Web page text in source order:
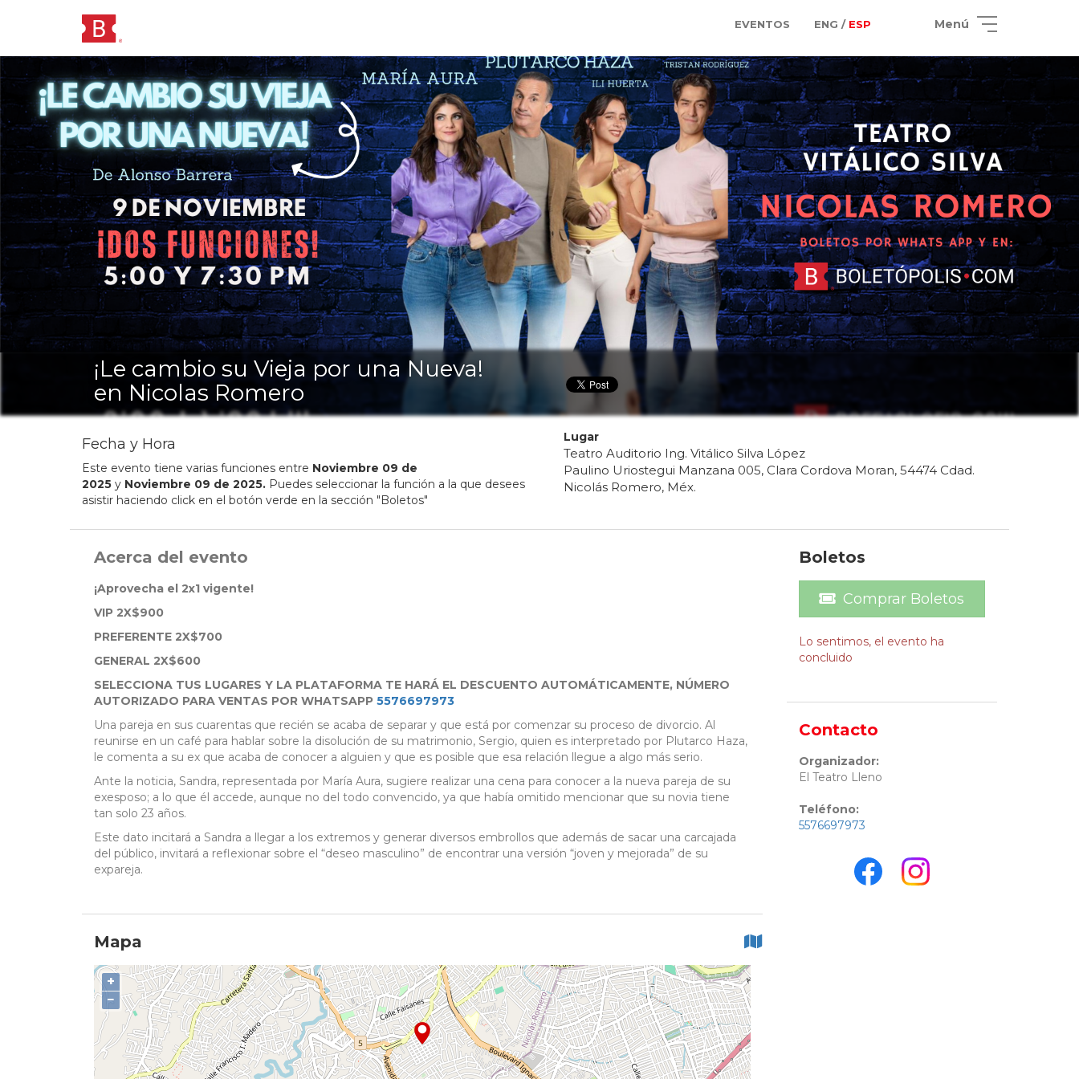
EVENTOS ENG / ESP Menú
¡Le cambio su Vieja por una Nueva!
en Nicolas Romero
Fecha y Hora
Este evento tiene varias funciones entre Noviembre 09 de
2025 y Noviembre 09 de 2025. Puedes seleccionar la función a la que desees
asistir haciendo click en el botón verde en la sección "Boletos"
Lugar
Teatro Auditorio Ing. Vitálico Silva López
Paulino Uriostegui Manzana 005, Clara Cordova Moran, 54474 Cdad.
Nicolás Romero, Méx.
Acerca del evento
¡Aprovecha el 2x1 vigente!
VIP 2X$900
PREFERENTE 2X$700
GENERAL 2X$600
SELECCIONA TUS LUGARES Y LA PLATAFORMA TE HARÁ EL DESCUENTO AUTOMÁTICAMENTE, NÚMERO
AUTORIZADO PARA VENTAS POR WHATSAPP 5576697973
Una pareja en sus cuarentas que recién se acaba de separar y que está por comenzar su proceso de divorcio. Al
reunirse en un café para hablar sobre la disolución de su matrimonio, Sergio, quien es interpretado por Plutarco Haza,
le comenta a su ex que acaba de conocer a alguien y que es posible que esa relación llegue a algo más serio.
Ante la noticia, Sandra, representada por María Aura, sugiere realizar una cena para conocer a la nueva pareja de su
exesposo; a lo que él accede, aunque no del todo convencido, ya que había omitido mencionar que su novia tiene
tan solo 23 años.
Este dato incitará a Sandra a llegar a los extremos y generar diversos embrollos que además de sacar una carcajada
del público, invitará a reflexionar sobre el “deseo masculino” de encontrar una versión “joven y mejorada” de su
expareja.
Mapa
+
−
Boletos
Comprar Boletos
Lo sentimos, el evento ha
concluido
Contacto
Organizador:
El Teatro Lleno
Teléfono:
5576697973